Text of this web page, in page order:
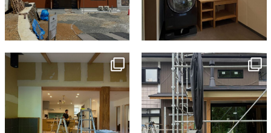
tomohouseinc
tomohouseinc
6月 3